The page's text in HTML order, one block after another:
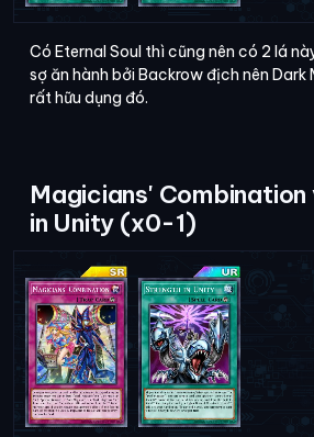
Có Eternal Soul thì cũng nên có 2 lá
sợ ăn hành bởi Backrow địch nên
rất hữu dụng đó.
Magicians'
in Unity (x0-1)